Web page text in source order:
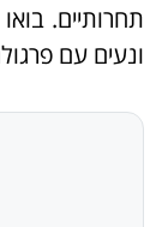
תחרותיים.
ונעים עם